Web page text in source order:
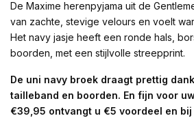
De Maxime herenpyjama uit de
van zachte, stevige velours en voelt
Het navy jasje heeft een ronde hals,
boorden, met een stijlvolle streepprint.
De uni navy broek draagt prettig
tailleband en boorden. En fijn voor
€39,95 ontvangt u €5 voordeel en